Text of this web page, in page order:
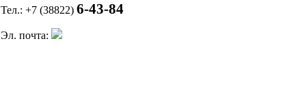
Тел.: +7 (38822) 6-43-84
Эл. почта: